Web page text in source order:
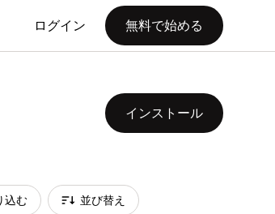
ログイン 無料で始める
インストール
込む 並び替え